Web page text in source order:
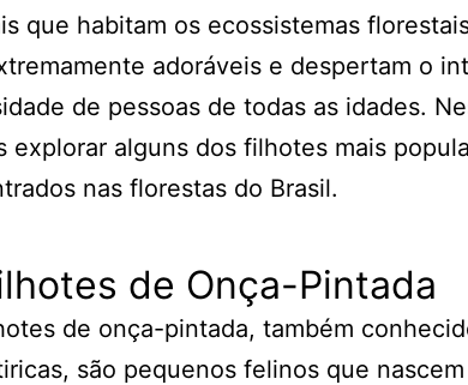
que habitam os ecossistemas
adoráveis e despertam o
de pessoas de todas as idades.
explorar alguns dos filhotes mais
nas florestas do Brasil.
de Onça-Pintada
de onça-pintada, também
são pequenos felinos que